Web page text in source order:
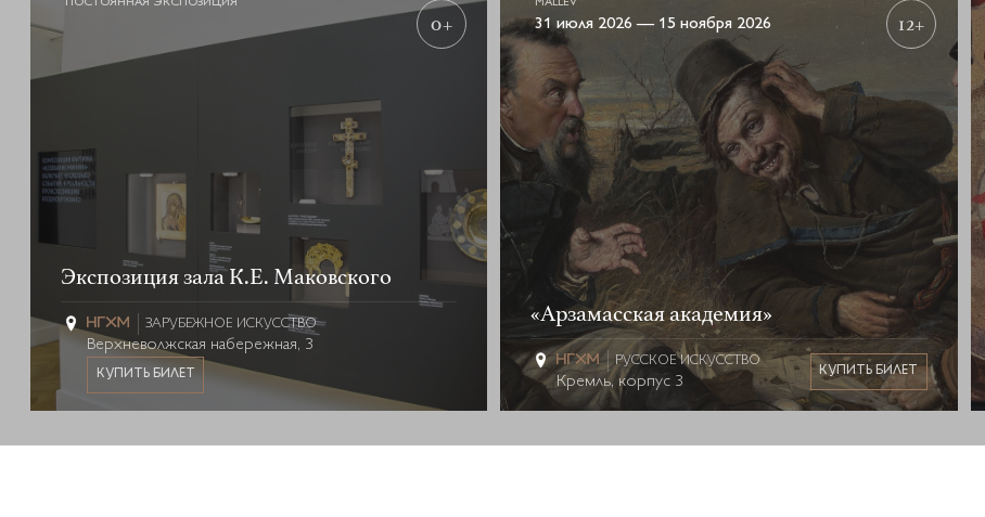
ПОСТОЯННАЯ ЭКСПОЗИЦИЯ
0+
Экспозиция зала К.Е. Маковского
ЗАРУБЕЖНОЕ ИСКУССТВО
Верхневолжская набережная, 3
КУПИТЬ БИЛЕТ
MALLEV
31 июля 2026 — 15 ноября 2026 12+
«Арзамасская академия»
РУССКОЕ ИСКУССТВО
Кремль, корпус 3
КУПИТЬ БИЛЕТ